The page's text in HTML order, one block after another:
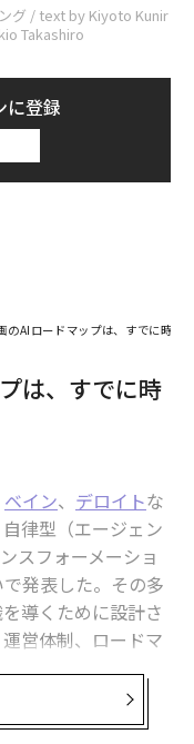
グ / text by Kiyoto Kunir
Takashiro
に登録
のAIロードマップは、すでに時代
は、すでに時
ベイン、 デロイトな
律型（エージェン
スフォーメーショ
発表した。その多
導くために設計さ
営体制、ロードマ
1四半期には、